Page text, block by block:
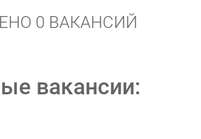
0 ВАКАНСИЙ
вакансии: